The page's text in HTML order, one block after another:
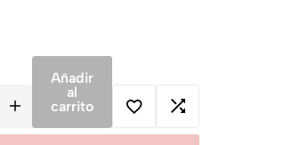
Añadir
al
carrito